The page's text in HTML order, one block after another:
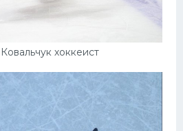
хоккеист